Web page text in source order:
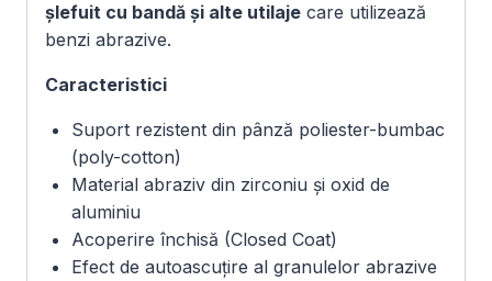
șlefuit cu bandă și alte utilaje care utilizează
benzi abrazive.
Caracteristici
Suport rezistent din pânză poliester-bumbac
(poly-cotton)
Material abraziv din zirconiu și oxid de
aluminiu
Acoperire închisă (Closed Coat)
Efect de autoascuțire al granulelor abrazive